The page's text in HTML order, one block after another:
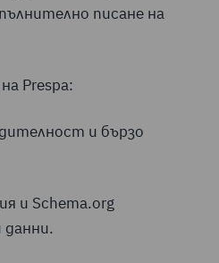
писане на
Prespa:
и бързо
и Schema.org